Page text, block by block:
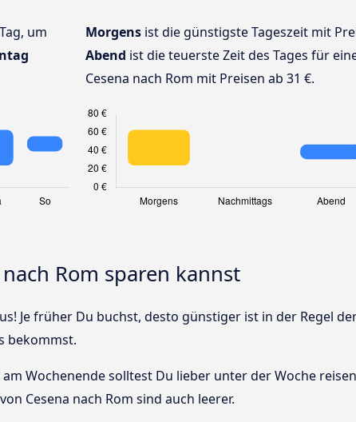
um
Morgens ist die günstigste Tageszeit mit
Abend ist die teuerste Zeit des Tages für
Cesena nach Rom mit Preisen ab 31 €.
Rom sparen kannst
Je früher Du buchst, desto günstiger ist in der Regel
bekommst.
Wochenende solltest Du lieber unter der Woche
Cesena nach Rom sind auch leerer.